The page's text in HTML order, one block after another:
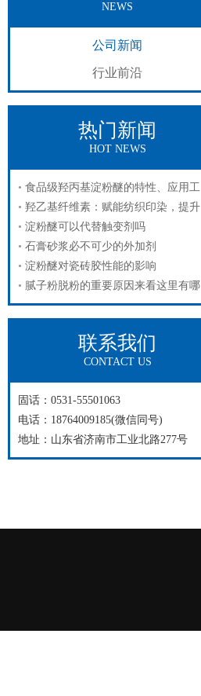
NEWS
公司新闻
行业前沿
热门新闻
HOT NEWS
食品级羟丙基淀粉醚的特性、应用工
羟乙基纤维素：赋能纺织印染，提升
淀粉醚可以代替触变剂吗
石膏砂浆必不可少的外加剂
淀粉醚对瓷砖胶性能的影响
腻子粉脱粉的重要原因来看这里有哪
联系我们
CONTACT US
固话：0531-55501063
电话：18764009185(微信同号)
地址：山东省济南市工业北路277号